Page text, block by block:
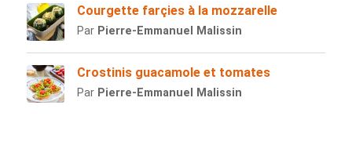
Courgette farçies à la mozzarelle
Par Pierre-Emmanuel Malissin
Crostinis guacamole et tomates
Par Pierre-Emmanuel Malissin